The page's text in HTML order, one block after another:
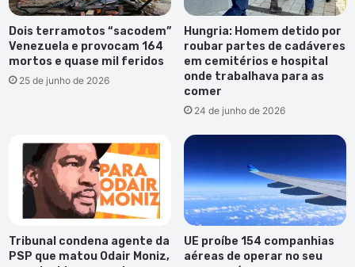
Dois terramotos “sacodem”
Venezuela e provocam 164
mortos e quase mil feridos
25 de junho de 2026
Hungria: Homem detido por
roubar partes de cadáveres
em cemitérios e hospital
onde trabalhava para as
comer
24 de junho de 2026
Tribunal condena agente da
PSP que matou Odair Moniz,
UE proíbe 154 companhias
aéreas de operar no seu